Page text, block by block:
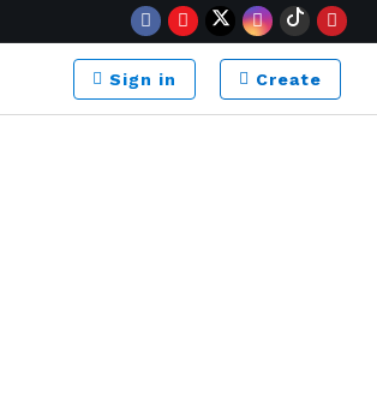
Sign in Create